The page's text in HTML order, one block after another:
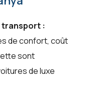
transport :
de confort, coût
sont
de luxe